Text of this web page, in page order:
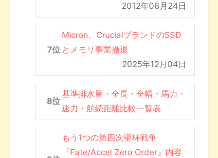
2012年06月24日
Micron、CrucialブランドのSSD
とメモリ事業撤退
2025年12月04日
基準排水量・全長・全幅・馬力・
速力・航続距離比較一覧表
もう1つの第四次聖杯戦争
『Fate/Accel Zero Order』内容